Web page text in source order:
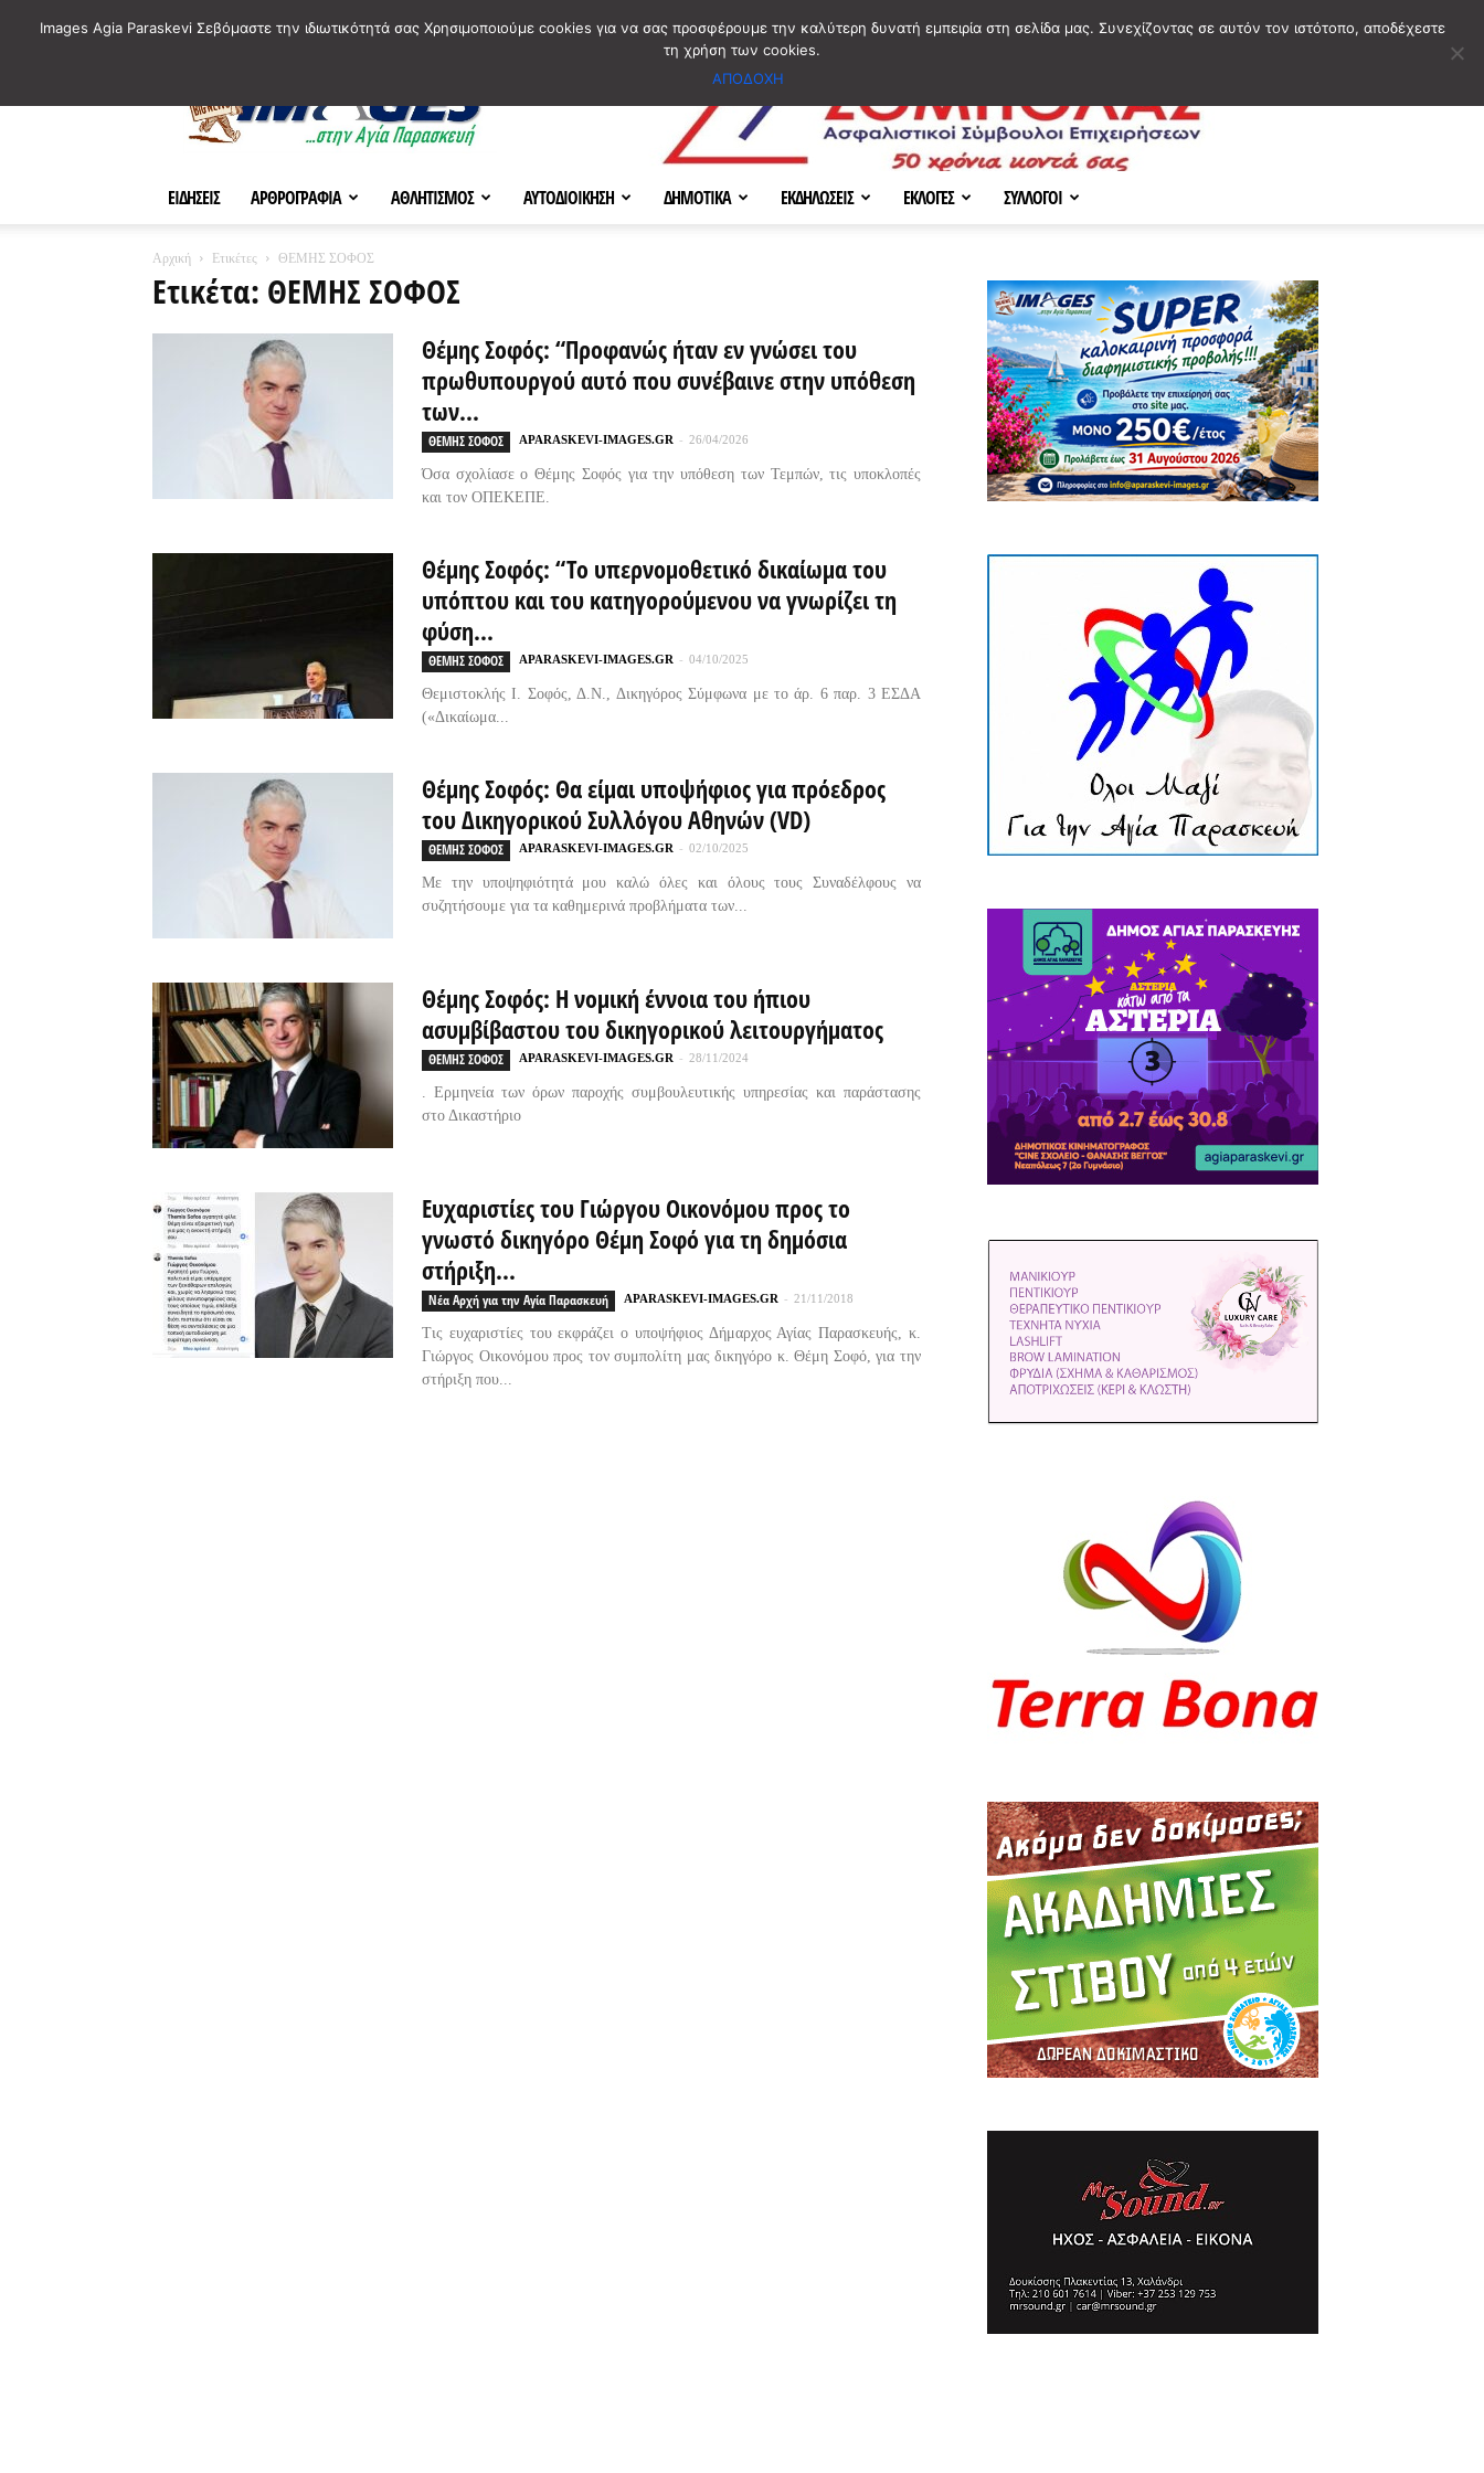
ΕΙΔΗΣΕΙΣ ΑΡΘΡΟΓΡΑΦΙΑ ΑΘΛΗΤΙΣΜΟΣ ΑΥΤΟΔΙΟΙΚΗΣΗ ΔΗΜΟΤΙΚΑ ΕΚΔΗΛΩΣΕΙΣ ΕΚΛΟΓΕΣ ΣΥΛΛΟΓΟΙ
Αρχική Ετικέτες ΘΕΜΗΣ ΣΟΦΟΣ
Ετικέτα: ΘΕΜΗΣ ΣΟΦΟΣ
Θέμης Σοφός: “Προφανώς ήταν εν γνώσει του
πρωθυπουργού αυτό που συνέβαινε στην υπόθεση
των...
ΘΕΜΗΣ ΣΟΦΟΣ APARASKEVI-IMAGES.GR - 26/04/2026
Όσα σχολίασε ο Θέμης Σοφός για την υπόθεση των Τεμπών, τις υποκλοπές
και τον ΟΠΕΚΕΠΕ.
Θέμης Σοφός: “Το υπερνομοθετικό δικαίωμα του
υπόπτου και του κατηγορούμενου να γνωρίζει τη
φύση...
ΘΕΜΗΣ ΣΟΦΟΣ APARASKEVI-IMAGES.GR - 04/10/2025
Θεμιστοκλής Ι. Σοφός, Δ.Ν., Δικηγόρος Σύμφωνα με το άρ. 6 παρ. 3 ΕΣΔΑ
(«Δικαίωμα...
Θέμης Σοφός: Θα είμαι υποψήφιος για πρόεδρος
του Δικηγορικού Συλλόγου Αθηνών (VD)
ΘΕΜΗΣ ΣΟΦΟΣ APARASKEVI-IMAGES.GR - 02/10/2025
Με την υποψηφιότητά μου καλώ όλες και όλους τους Συναδέλφους να
συζητήσουμε για τα καθημερινά προβλήματα των...
Θέμης Σοφός: Η νομική έννοια του ήπιου
ασυμβίβαστου του δικηγορικού λειτουργήματος
ΘΕΜΗΣ ΣΟΦΟΣ APARASKEVI-IMAGES.GR - 28/11/2024
. Ερμηνεία των όρων παροχής συμβουλευτικής υπηρεσίας και παράστασης
στο Δικαστήριο
Ευχαριστίες του Γιώργου Οικονόμου προς το
γνωστό δικηγόρο Θέμη Σοφό για τη δημόσια
στήριξη...
Νέα Αρχή για την Αγία Παρασκευή APARASKEVI-IMAGES.GR - 21/11/2018
Τις ευχαριστίες του εκφράζει ο υποψήφιος Δήμαρχος Αγίας Παρασκευής, κ.
Γιώργος Οικονόμου προς τον συμπολίτη μας δικηγόρο κ. Θέμη Σοφό, για την
στήριξη που...
Images Agia Paraskevi Σεβόμαστε την ιδιωτικότητά σας Χρησιμοποιούμε cookies για να σας προσφέρουμε την καλύτερη δυνατή εμπειρία στη σελίδα μας. Συνεχίζοντας σε αυτόν τον ιστότοπο, αποδέχεστε
τη χρήση των cookies.
ΑΠΟΔΟΧΗ